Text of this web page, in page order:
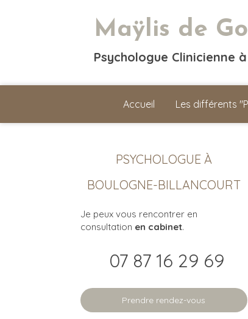
Maÿlis de
Psychologue Clinicienne
Accueil Les différents
PSYCHOLOGUE À
BOULOGNE-BILLANCOURT
Je peux vous rencontrer en
consultation en cabinet.
07 87 16 29 69
Prendre rendez-vous